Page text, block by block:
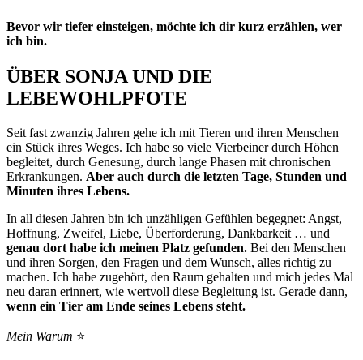
Bevor wir tiefer einsteigen, möchte ich dir kurz erzählen, wer
ich bin.
ÜBER SONJA UND DIE
LEBEWOHLPFOTE
Seit fast zwanzig Jahren gehe ich mit Tieren und ihren Menschen
ein Stück ihres Weges. Ich habe so viele Vierbeiner durch Höhen
begleitet, durch Genesung, durch lange Phasen mit chronischen
Erkrankungen. Aber auch durch die letzten Tage, Stunden und
Minuten ihres Lebens.
In all diesen Jahren bin ich unzähligen Gefühlen begegnet: Angst,
Hoffnung, Zweifel, Liebe, Überforderung, Dankbarkeit … und
genau dort habe ich meinen Platz gefunden. Bei den Menschen
und ihren Sorgen, den Fragen und dem Wunsch, alles richtig zu
machen. Ich habe zugehört, den Raum gehalten und mich jedes Mal
neu daran erinnert, wie wertvoll diese Begleitung ist. Gerade dann,
wenn ein Tier am Ende seines Lebens steht.
Mein Warum ⭐️